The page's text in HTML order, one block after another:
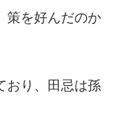
策を好んだのか
おり、田忌は孫